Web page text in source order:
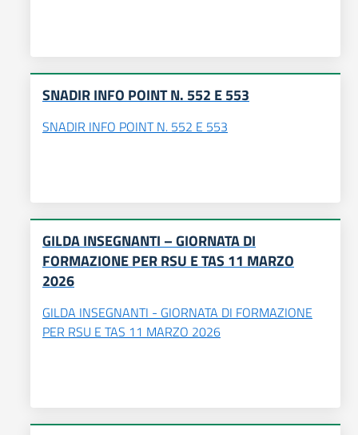
SNADIR INFO POINT N. 552 E 553
SNADIR INFO POINT N. 552 E 553
GILDA INSEGNANTI – GIORNATA DI
FORMAZIONE PER RSU E TAS 11 MARZO
2026
GILDA INSEGNANTI - GIORNATA DI FORMAZIONE
PER RSU E TAS 11 MARZO 2026